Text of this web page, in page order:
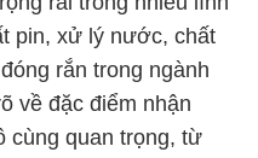
pin, xử lý nước, chất
rắn trong ngành
về đặc điểm nhận
cùng quan trọng, từ